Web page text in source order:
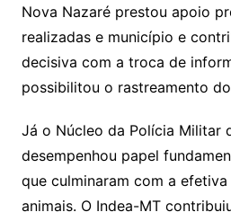
Nova Nazaré prestou apoio
realizadas e município e
decisiva com a troca de
possibilitou o rastreamento
Já o Núcleo da Polícia Militar
desempenhou papel
que culminaram com a
animais. O Indea-MT